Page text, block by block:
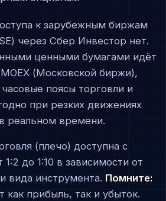
к зарубежным биржам
через Сбер Инвестор нет.
ценными бумагами идёт
(Московской биржи),
поясы торговли и
при резких движениях
реальном времени.
(плечо) доступна с
до 1:10 в зависимости от
вида инструмента. Помните:
как прибыль, так и убыток.